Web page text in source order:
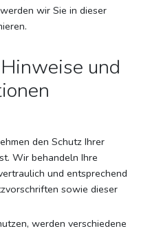
wir Sie in dieser
und
den Schutz Ihrer
Wir behandeln Ihre
und entsprechend
sowie dieser
werden verschiedene